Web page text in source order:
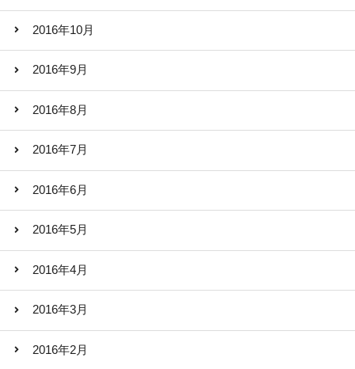
2016年10月
2016年9月
2016年8月
2016年7月
2016年6月
2016年5月
2016年4月
2016年3月
2016年2月